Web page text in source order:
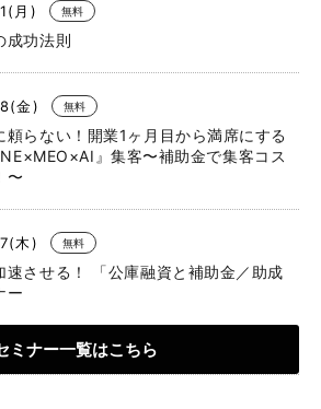
月) 無料
成功法則
金) 無料
頼らない！開業1ヶ月目から満席にする
』集客〜補助金で集客コス
〜
木) 無料
速させる！ 「公庫融資と補助金／助成
ー
ミナー一覧はこちら